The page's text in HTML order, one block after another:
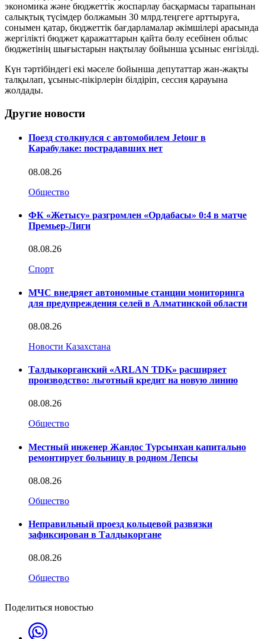
экономика және бюджеттік жоспарлау басқармасы тарапынан
салықтық түсімдер болжамын 30 млрд.теңгеге арттыруға,
сонымен қатар, бюджеттік бағдарламалар әкімшілері арасында
жергілікті бюджет қаражаттарын қайта бөлу есебінен облыс
бюджетінің шығыстарын нақтылау бойынша ұсыныс енгізілді.
Күн тәртібіндегі екі мәселе бойынша депутаттар жан-жақты
талқылап, ұсыныс-пікірлерін білдіріп, сессия қарауына
жолдады.
Другие новости
Поезд столкнулся с автомобилем Jetour в
Карабулаке: пострадавших нет
08.08.26
Общество
ФК «Жетысу» разгромлен «Ордабасы» 0:4 в матче
Премьер-Лиги
08.08.26
Спорт
МЧС внедряет автономные станции мониторинга
для предупреждения селей в Алматинской области
08.08.26
Новости Казахстана
Талдыкорганский «ARLAN TDK» расширяет
производство: льготный кредит на новую линию
08.08.26
Общество
Местный инженер Жандос Турсынхан капитально
ремонтирует больницу в родном Лепсы
08.08.26
Общество
Неправильный проезд кольцевой развязки
зафиксирован в Талдыкоргане
08.08.26
Общество
Поделиться новостью